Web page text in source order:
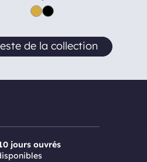
de la collection
jours ouvrés